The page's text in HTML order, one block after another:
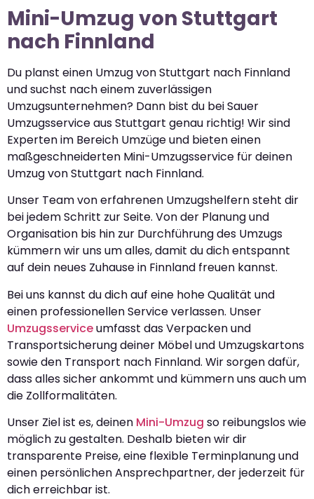
Mini-Umzug von Stuttgart
nach Finnland
Du planst einen Umzug von Stuttgart nach Finnland
und suchst nach einem zuverlässigen
Umzugsunternehmen? Dann bist du bei Sauer
Umzugsservice aus Stuttgart genau richtig! Wir sind
Experten im Bereich Umzüge und bieten einen
maßgeschneiderten Mini-Umzugsservice für deinen
Umzug von Stuttgart nach Finnland.
Unser Team von erfahrenen Umzugshelfern steht dir
bei jedem Schritt zur Seite. Von der Planung und
Organisation bis hin zur Durchführung des Umzugs
kümmern wir uns um alles, damit du dich entspannt
auf dein neues Zuhause in Finnland freuen kannst.
Bei uns kannst du dich auf eine hohe Qualität und
einen professionellen Service verlassen. Unser
Umzugsserviceumfasst das Verpacken und
Transportsicherung deiner Möbel und Umzugskartons
sowie den Transport nach Finnland. Wir sorgen dafür,
dass alles sicher ankommt und kümmern uns auch um
die Zollformalitäten.
Unser Ziel ist es, deinen Mini-Umzug so reibungslos wie
möglich zu gestalten. Deshalb bieten wir dir
transparente Preise, eine flexible Terminplanung und
einen persönlichen Ansprechpartner, der jederzeit für
dich erreichbar ist.